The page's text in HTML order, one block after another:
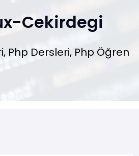
Cekirdegi
Php Dersleri, Php Öğren